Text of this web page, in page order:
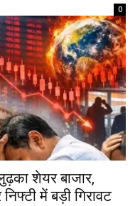
0
शेयर बाजार,
में बड़ी गिरावट